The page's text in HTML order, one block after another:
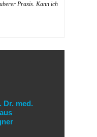
Praxis. Kann ich
Dr. med.